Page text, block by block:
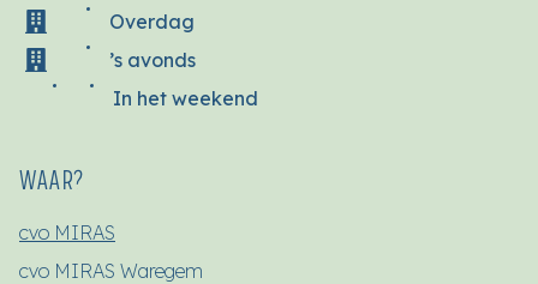
Overdag
’s avonds
In het weekend
WAAR?
cvo MIRAS
cvo MIRAS Waregem